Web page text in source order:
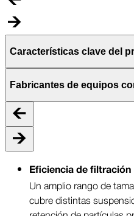
Características clave del
Fabricantes de equipos
Eficiencia de filtración
Un amplio rango de
cubre distintas